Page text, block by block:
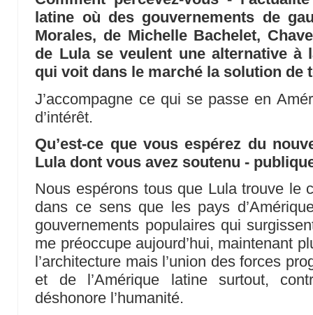
latine où des gouvernements de
Morales, de Michelle Bachelet,
de Lula se veulent une alternative à
qui voit dans le marché la solution de
J’accompagne ce qui se passe en
d’intérêt.
Qu’est-ce que vous espérez du
Lula dont vous avez soutenu -
Nous espérons tous que Lula trouve le
dans ce sens que les pays
gouvernements populaires qui
me préoccupe aujourd’hui, maintenant
l’architecture mais l’union des forces
et de l’Amérique latine surtout,
déshonore l’humanité.